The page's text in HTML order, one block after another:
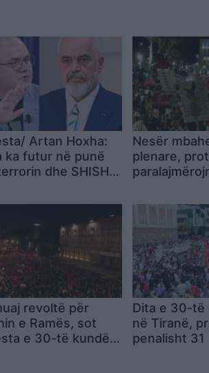
Artan Hoxha:
ka futur në punë
dhe SHISH,
Nesër
plenare,
10:00
revoltë për
e Ramës, sot
e 30-të kundër
Dita e 30-të
në Tiranë,
penalisht